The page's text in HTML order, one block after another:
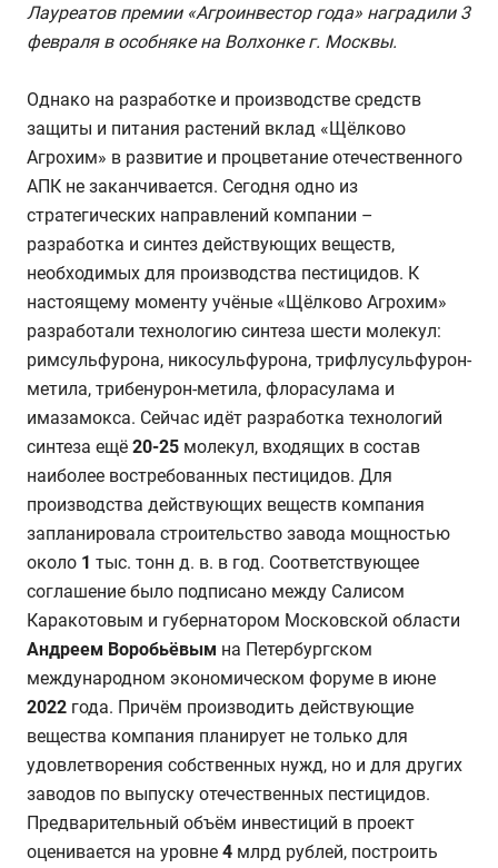
Лауреатов премии «Агроинвестор года» наградили 3
февраля в особняке на Волхонке г. Москвы.
Однако на разработке и производстве средств
защиты и питания растений вклад «Щёлково
Агрохим» в развитие и процветание отечественного
АПК не заканчивается. Сегодня одно из
стратегических направлений компании –
разработка и синтез действующих веществ,
необходимых для производства пестицидов. К
настоящему моменту учёные «Щёлково Агрохим»
разработали технологию синтеза шести молекул:
римсульфурона, никосульфурона, трифлусульфурон-
метила, трибенурон-метила, флорасулама и
имазамокса. Сейчас идёт разработка технологий
синтеза ещё 20-25 молекул, входящих в состав
наиболее востребованных пестицидов. Для
производства действующих веществ компания
запланировала строительство завода мощностью
около 1 тыс. тонн д. в. в год. Соответствующее
соглашение было подписано между Салисом
Каракотовым и губернатором Московской области
Андреем Воробьёвым на Петербургском
международном экономическом форуме в июне
2022 года. Причём производить действующие
вещества компания планирует не только для
удовлетворения собственных нужд, но и для других
заводов по выпуску отечественных пестицидов.
Предварительный объём инвестиций в проект
оценивается на уровне 4 млрд рублей, построить